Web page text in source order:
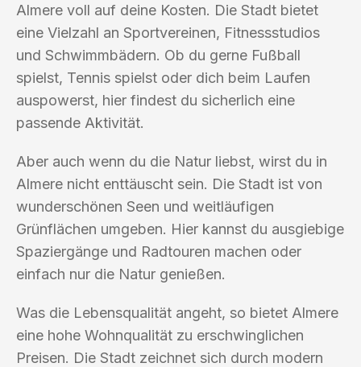
Almere voll auf deine Kosten. Die Stadt bietet
eine Vielzahl an Sportvereinen, Fitnessstudios
und Schwimmbädern. Ob du gerne Fußball
spielst, Tennis spielst oder dich beim Laufen
auspowerst, hier findest du sicherlich eine
passende Aktivität.
Aber auch wenn du die Natur liebst, wirst du in
Almere nicht enttäuscht sein. Die Stadt ist von
wunderschönen Seen und weitläufigen
Grünflächen umgeben. Hier kannst du ausgiebige
Spaziergänge und Radtouren machen oder
einfach nur die Natur genießen.
Was die Lebensqualität angeht, so bietet Almere
eine hohe Wohnqualität zu erschwinglichen
Preisen. Die Stadt zeichnet sich durch modern